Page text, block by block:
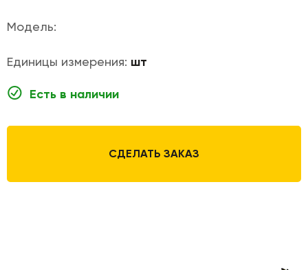
Модель:
Единицы измерения: шт
Есть в наличии
СДЕЛАТЬ ЗАКАЗ